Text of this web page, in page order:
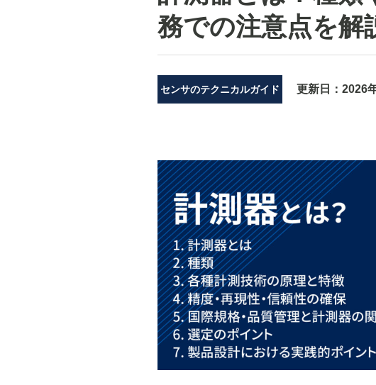
務での注意点を解
センサのテクニカルガイド 更新日： 2026